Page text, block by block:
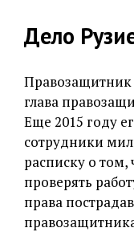
Дело
Правозащитник
глава
Еще 2015 году
сотрудники
расписку о том,
проверять
права